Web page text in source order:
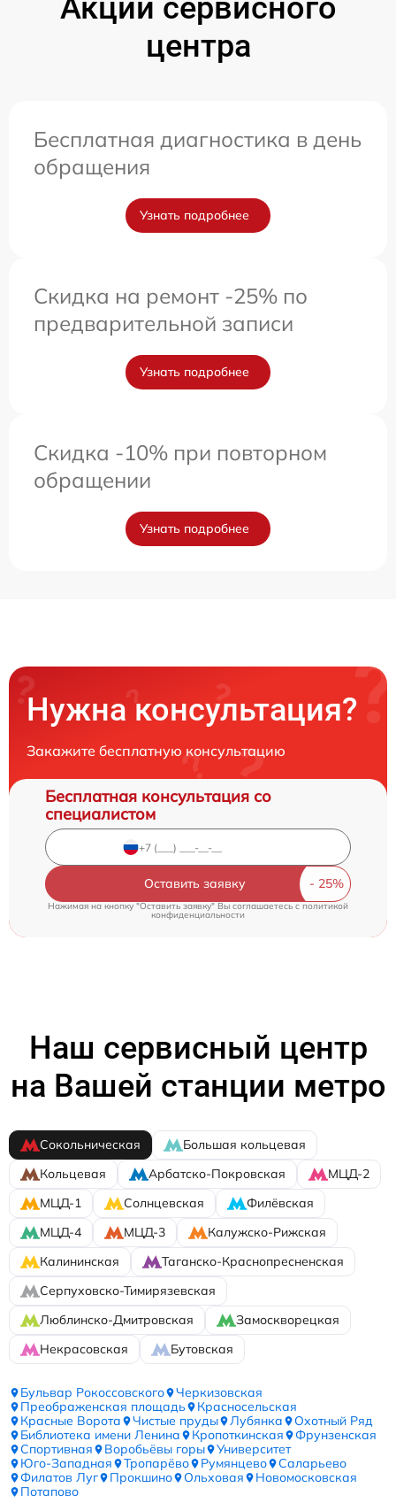
Акции сервисного
центра
Бесплатная диагностика в день
обращения
Узнать подробнее
Скидка на ремонт -25% по
предварительной записи
Узнать подробнее
Скидка -10% при повторном
обращении
Узнать подробнее
Нужна консультация?
Закажите бесплатную консультацию
Бесплатная консультация со
специалистом
Оставить заявку
Нажимая на кнопку "Оставить заявку" Вы соглашаетесь cполитикой
конфиденциальности
Наш сервисный центр
на Вашей станции метро
Сокольническая
Большая кольцевая
Кольцевая
Арбатско-Покровская
МЦД-2
МЦД-1
Солнцевская
Филёвская
МЦД-4
МЦД-3
Калужско-Рижская
Калининская
Таганско-Краснопресненская
Серпуховско-Тимирязевская
Люблинско-Дмитровская
Замоскворецкая
Некрасовская
Бутовская
Бульвар Рокоссовского
Черкизовская
Преображенская площадь
Красносельская
Красные Ворота
Чистые пруды Лубянка
Охотный Ряд
Библиотека имени Ленина
Кропоткинская
Фрунзенская
Спортивная
Воробьёвы горы
Университет
Юго-Западная
Тропарёво Румянцево
Саларьево
Филатов Луг
Прокшино Ольховая
Новомосковская
Потапово